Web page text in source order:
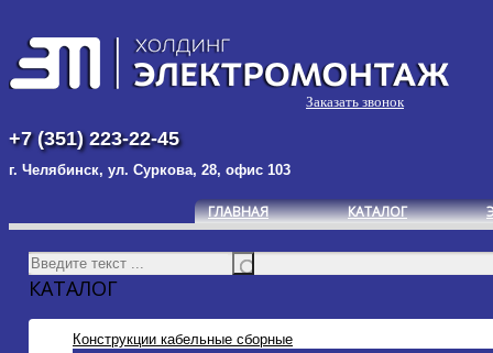
+7 (351) 223-22-45
г. Челябинск, ул. Суркова, 28, офис 103
Заказать звонок
ГЛАВНАЯ КАТАЛОГ
КАТАЛОГ
Конструкции кабельные сборные